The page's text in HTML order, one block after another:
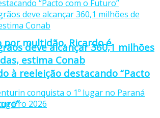
por multidão, Ricardo é
à reeleição destacando “Pacto
deve alcançar 360,1 milhões
estima Conab